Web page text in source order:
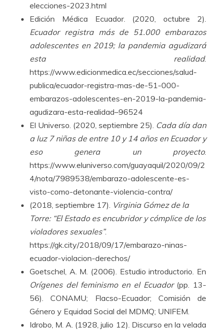
elecciones-2023.html
Edición Médica Ecuador. (2020, octubre 2).
Ecuador registra más de 51.000 embarazos
adolescentes en 2019; la pandemia agudizará
esta realidad.
https://www.edicionmedica.ec/secciones/salud-
publica/ecuador-registra-mas-de-51-000-
embarazos-adolescentes-en-2019-la-pandemia-
agudizara-esta-realidad–96524
El Universo. (2020, septiembre 25). Cada día dan
a luz 7 niñas de entre 10 y 14 años en Ecuador y
eso genera un proyecto.
https://www.eluniverso.com/guayaquil/2020/09/2
4/nota/7989538/embarazo-adolescente-es-
visto-como-detonante-violencia-contra/
(2018, septiembre 17). Virginia Gómez de la
Torre: “El Estado es encubridor y cómplice de los
violadores sexuales”.
https://gk.city/2018/09/17/embarazo-ninas-
ecuador-violacion-derechos/
Goetschel, A. M. (2006). Estudio introductorio. En
Orígenes del feminismo en el Ecuador(pp. 13-
56). CONAMU; Flacso-Ecuador; Comisión de
Género y Equidad Social del MDMQ; UNIFEM.
Idrobo, M. A. (1928, julio 12). Discurso en la velada